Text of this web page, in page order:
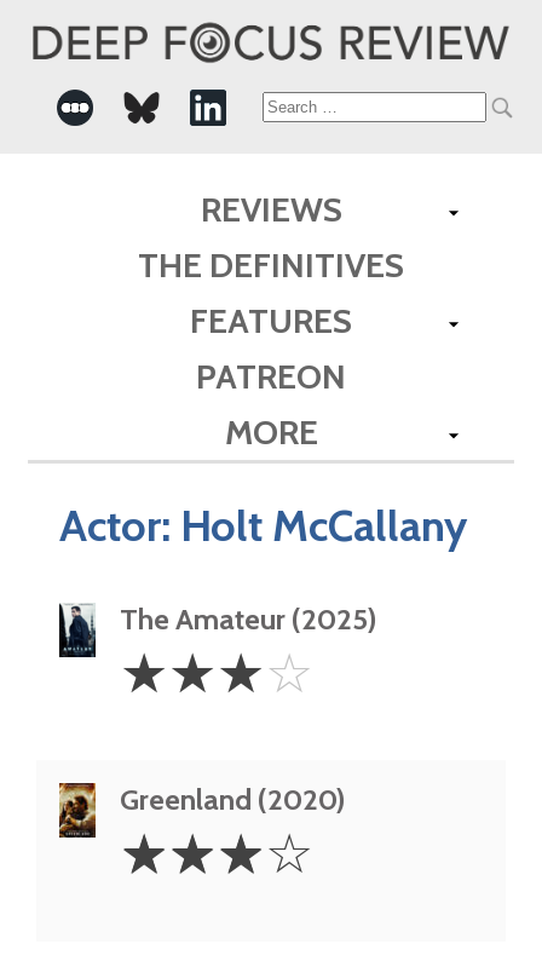
Search
REVIEWS
THE DEFINITIVES
FEATURES
PATREON
MORE
Actor: Holt McCallany
The Amateur (2025)
Stars
☆☆☆☆
Greenland (2020)
Stars
☆☆☆☆